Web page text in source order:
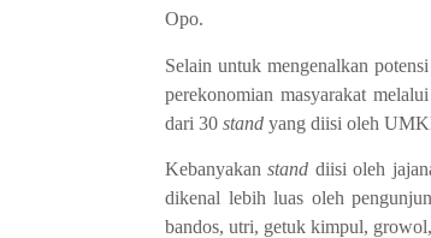
Opo.
Selain untuk mengenalkan
perekonomian masyarakat
dari 30 stand yang diisi oleh
Kebanyakanstand diisi oleh
dikenal lebih luas oleh
bandos, utri, getuk kimpul,